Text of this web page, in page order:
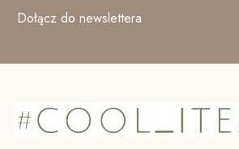
Dołącz do newslettera